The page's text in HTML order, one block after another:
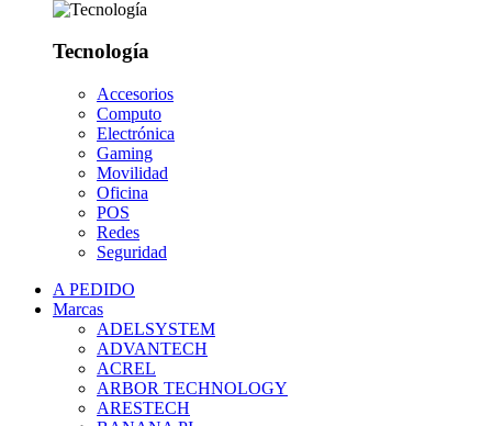
Tecnología
Accesorios
Computo
Electrónica
Gaming
Movilidad
Oficina
POS
Redes
Seguridad
A PEDIDO
Marcas
ADELSYSTEM
ADVANTECH
ACREL
ARBOR TECHNOLOGY
ARESTECH